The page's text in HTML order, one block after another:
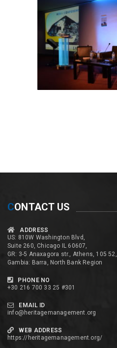
CONTACT US
ADDRESS
US: 810W Washington Blvd,
Suite 260, Chicago IL 60607,
GR: 3-5 Anaxagora str., Athens, 105 52,
Gambia: Barra, North Bank Region
PHONE NO
+30 216 700 33 25 #301
EMAIL ID
info@heritagemanagement.org
WEB ADDRESS
https://heritagemanagement.org/